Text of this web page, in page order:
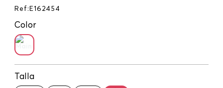
Ref : E162454
Color
Talla